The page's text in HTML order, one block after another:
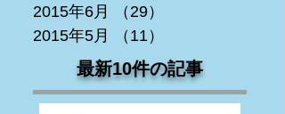
2015年6月
（29）
2015年5月
（11）
最新10件の記事